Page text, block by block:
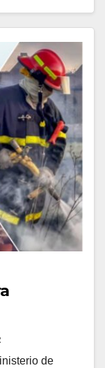
de